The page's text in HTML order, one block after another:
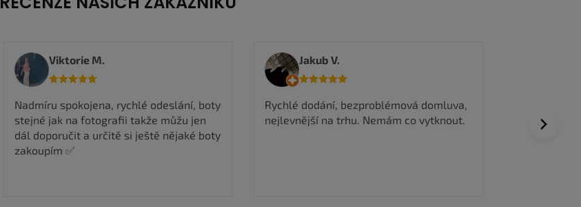
Viktorie M.
Nadmíru spokojena, rychlé odeslání, boty
stejné jak na fotografii takže můžu jen
dál doporučit a určitě si ještě nějaké boty
zakoupím ✅
Jakub V.
Rychlé dodání, bezproblémová domluva,
nejlevnější na trhu. Nemám co vytknout.
vyřízení
Dobrá
Next